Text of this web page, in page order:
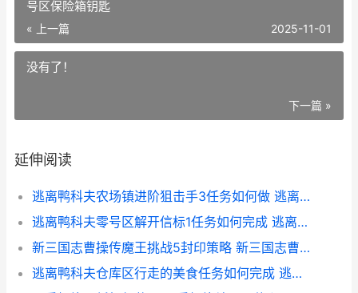
号区保险箱钥匙
« 上一篇 2025-11-01
没有了！
下一篇 »
延伸阅读
逃离鸭科夫农场镇进阶狙击手3任务如何做 逃离鸭科夫农场镇雇佣兵
逃离鸭科夫零号区解开信标1任务如何完成 逃离鸭科夫零号区保险箱钥匙
新三国志曹操传魔王挑战5封印策略 新三国志曹操传礼包码
逃离鸭科夫仓库区行走的美食任务如何完成 逃离鸭科夫仓库区安全屋